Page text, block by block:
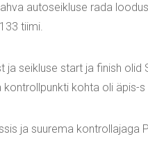
autoseikluse rada
tiimi.
ja seikluse start ja finish olid
kohta oli äpis-
ja suurema kontrollajaga